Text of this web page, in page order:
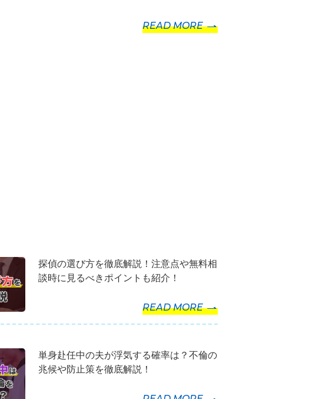
READ MORE
探偵の選び方を徹底解説！注意点や無料相
談時に見るべきポイントも紹介！
READ MORE
単身赴任中の夫が浮気する確率は？不倫の
兆候や防止策を徹底解説！